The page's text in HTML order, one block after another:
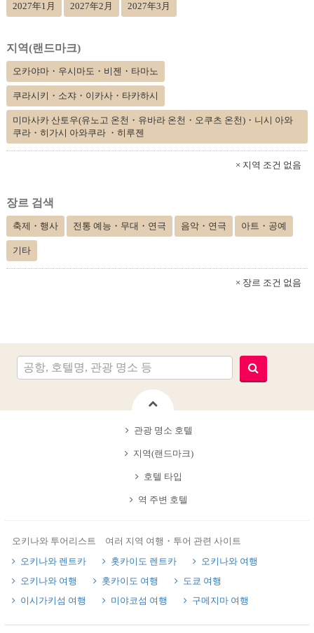
2027年1月 2027年2月 2027年3月
지역(랜드마크)
오카야마・우시마도・비젠・타마노
쿠라시키・소쟈・이카사・타카하시
미마사카 산토우(유노고 온천・유바라 온천・오쿠츠 온천)・니시 아와
쿠라・히가시 아와쿠라 ・히루젠
× 지역 조건 없음
장르 검색
축제・행사 전통 예능・무대・연극 음악・연극 아트・공예
기타
× 장르 조건 없음
관광 명소 호텔
지역(랜드마크)
호텔 타입
역 주변 호텔
오키나와 투어리스트 여러 지역 여행・투어 관련 사이트
오키나와 렌트카
홋카이도 렌트카
오키나와 여행
오키나와 여행
홋카이도 여행
도쿄 여행
이시가키섬 여행
미야코섬 여행 구메지마 여행